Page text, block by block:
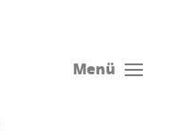
Menü